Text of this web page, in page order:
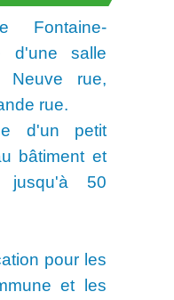
Fontaine-
d'une salle
Neuve rue,
rue.
d'un petit
bâtiment et
jusqu'à 50
pour les
et les